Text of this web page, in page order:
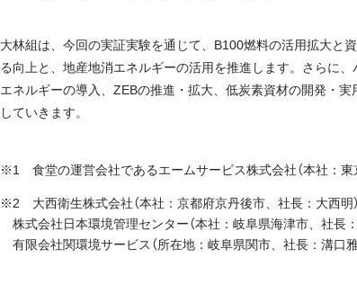
大林組は、今回の実証実験を通じて、B100燃料の活用拡大と
る向上と、地産地消エネルギーの活用を推進します。さらに
エネルギーの導入、ZEBの推進・拡大、低炭素資材の開発・実
していきます。
※1 食堂の運営会社であるエームサービス株式会社（本社：東
※2 大西衛生株式会社（本社：京都府京丹後市、社長：大西明）
株式会社日本環境管理センター（本社：岐阜県海津市、社長：
有限会社関環境サービス（所在地：岐阜県関市、社長：溝口雅